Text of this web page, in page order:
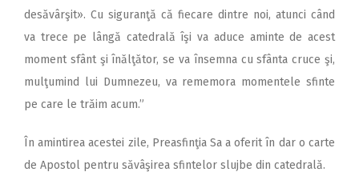
desăvârşit». Cu siguranţă că fiecare dintre noi, atunci când
va trece pe lângă catedrală îşi va aduce aminte de acest
moment sfânt şi înălţător, se va însemna cu sfânta cruce şi,
mulţumind lui Dumnezeu, va rememora momentele sfinte
pe care le trăim acum.”
În amintirea acestei zile, Preasfinţia Sa a oferit în dar o carte
de Apostol pentru săvâşirea sfintelor slujbe din catedrală.